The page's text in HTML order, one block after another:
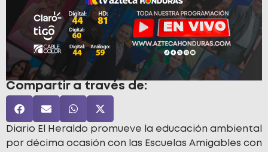
Compartir a través de:
Diario El Heraldo promueve la educación ambiental
por décima ocasión con las Escuelas Amigables con